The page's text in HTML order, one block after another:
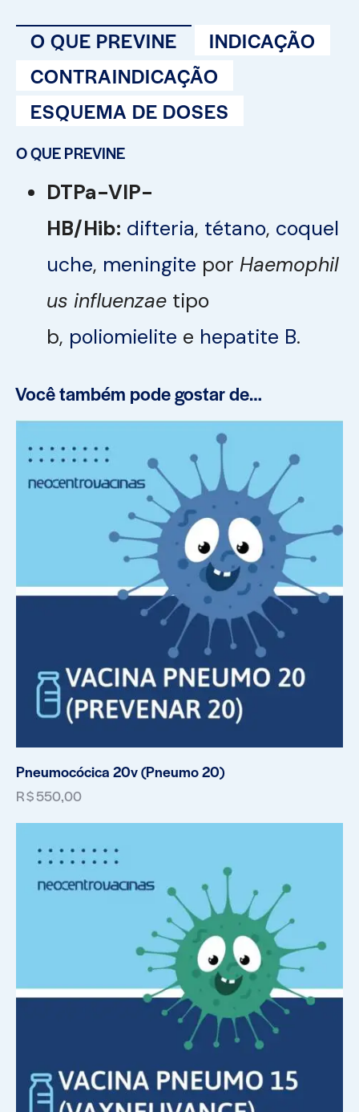
O QUE PREVINE
INDICAÇÃO
CONTRAINDICAÇÃO
ESQUEMA DE DOSES
O QUE PREVINE
DTPa-VIP-
HB/Hib: difteria, tétano, coquel
uche, meningite por Haemophil
us influenzaetipo
b, poliomielite e hepatite B.
Você também pode gostar de…
Pneumocócica 20v (Pneumo 20)
R$550,00